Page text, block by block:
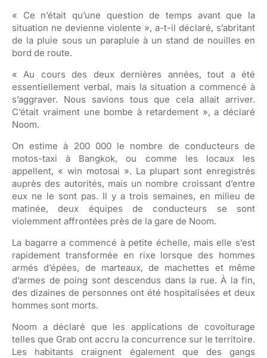
« Ce n’était qu’une question de temps avant que la
situation ne devienne violente », a-t-il déclaré, s’abritant
de la pluie sous un parapluie à un stand de nouilles en
bord de route.
« Au cours des deux dernières années, tout a été
essentiellement verbal, mais la situation a commencé à
s’aggraver. Nous savions tous que cela allait arriver.
C’était vraiment une bombe à retardement », a déclaré
Noom.
On estime à 200 000 le nombre de conducteurs de
motos-taxi à Bangkok, ou comme les locaux les
appellent, « win motosai ». La plupart sont enregistrés
auprès des autorités, mais un nombre croissant d’entre
eux ne le sont pas. Il y a trois semaines, en milieu de
matinée, deux équipes de conducteurs se sont
violemment affrontées près de la gare de Noom.
La bagarre a commencé à petite échelle, mais elle s’est
rapidement transformée en rixe lorsque des hommes
armés d’épées, de marteaux, de machettes et même
d’armes de poing sont descendus dans la rue. À la fin,
des dizaines de personnes ont été hospitalisées et deux
hommes sont morts.
Noom a déclaré que les applications de covoiturage
telles que Grab ont accru la concurrence sur le territoire.
Les habitants craignent également que des gangs